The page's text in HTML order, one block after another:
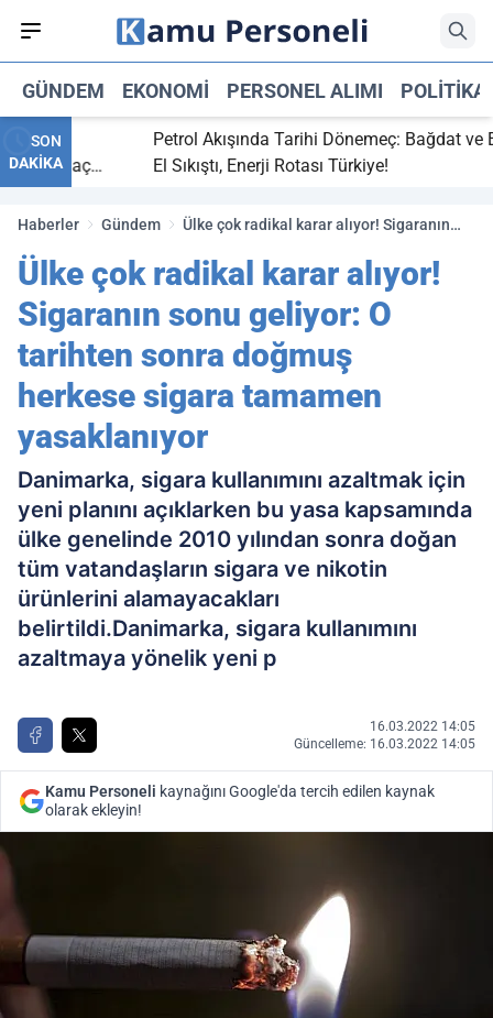
GÜNDEM EKONOMI PERSONEL ALIMI POLITIKA
SON
DAKİKA
bitti,
maç
Petrol Akışında Tarihi Dönemeç: Bağdat ve
El Sıkıştı, Enerji Rotası Türkiye!
Haberler Gündem
Ülke çok radikal karar alıyor! Sigaranın
herkese sigara tamamen yasaklanıyor
Ülke çok radikal karar alıyor!
Sigaranın sonu geliyor: O
tarihten sonra doğmuş
herkese sigara tamamen
yasaklanıyor
Danimarka, sigara kullanımını azaltmak için
yeni planını açıklarken bu yasa kapsamında
ülke genelinde 2010 yılından sonra doğan
tüm vatandaşların sigara ve nikotin
ürünlerini alamayacakları
belirtildi.Danimarka, sigara kullanımını
azaltmaya yönelik yeni p
16.03.2022 14:05
Güncelleme: 16.03.2022 14:05
Kamu Personeli kaynağını Google'da tercih edilen kaynak
olarak ekleyin!